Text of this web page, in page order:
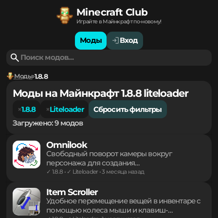
Minecraft Club
Играйте в Майнкрафт по-новому!
Моды Вход
Моды 1.8.8
Моды на Майнкрафт 1.8.8 liteloader
1.8.8 Liteloader
Сбросить фильтры
Загружено: 9 модов
Omnilook
Свободный поворот камеры вокруг
персонажа для создания
окрестностей без смены направления
взгляда основного героя. Легкий инструмент
для комфортного управления обзором в
Item Scroller
Удобное перемещение вещей в инвентаре с